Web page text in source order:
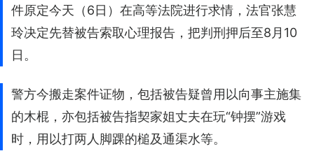
件原定今天（6日）在高等法院进行求情，法官张慧
玲决定先替被告索取心理报告，把判刑押后至8月10
日。
警方今搬走案件证物，包括被告疑曾用以向事主施集
的木棍，亦包括被告指契家姐丈夫在玩“钟摆”游戏
时，用以打两人脚踝的槌及通渠水等。